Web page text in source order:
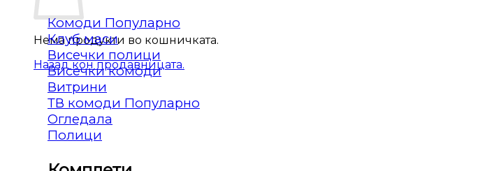
Нема продукти во кошничката.
Назад кон продавницата.
Комоди
Клуб маси
Висечки полици
Висечки комоди
Витрини
ТВ комоди
Огледала
Полици